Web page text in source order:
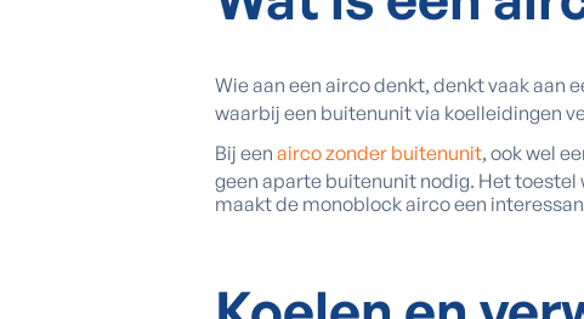
Wie aan een airco denkt, denkt vaak aan
waarbij een buitenunit via koelleidingen
Bij een airco zonder buitenunit, ook wel
geen aparte buitenunit nodig. Het
maakt de monoblock airco een